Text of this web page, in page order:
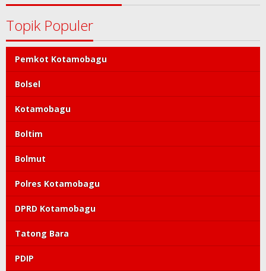
Topik Populer
Pemkot Kotamobagu
Bolsel
Kotamobagu
Boltim
Bolmut
Polres Kotamobagu
DPRD Kotamobagu
Tatong Bara
PDIP